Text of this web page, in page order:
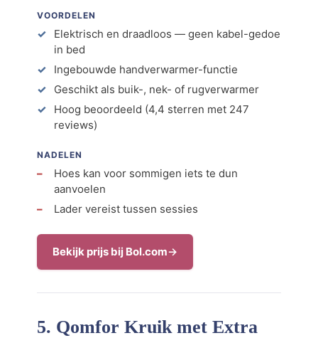
VOORDELEN
Elektrisch en draadloos — geen kabel-gedoe
in bed
Ingebouwde handverwarmer-functie
Geschikt als buik-, nek- of rugverwarmer
Hoog beoordeeld (4,4 sterren met 247
reviews)
NADELEN
Hoes kan voor sommigen iets te dun
aanvoelen
Lader vereist tussen sessies
Bekijk prijs bij Bol.com
5. Qomfor Kruik met Extra